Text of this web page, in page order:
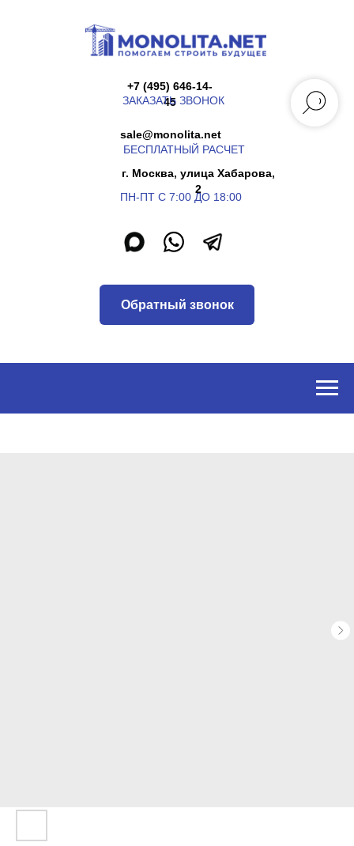
г. Москва, улица Хабарова,
ПН-ПТ С 7:00 ДО 18:00
45
ЗАКАЗАТЬ ЗВОНОК
БЕСПЛАТНЫЙ РАСЧЕТ